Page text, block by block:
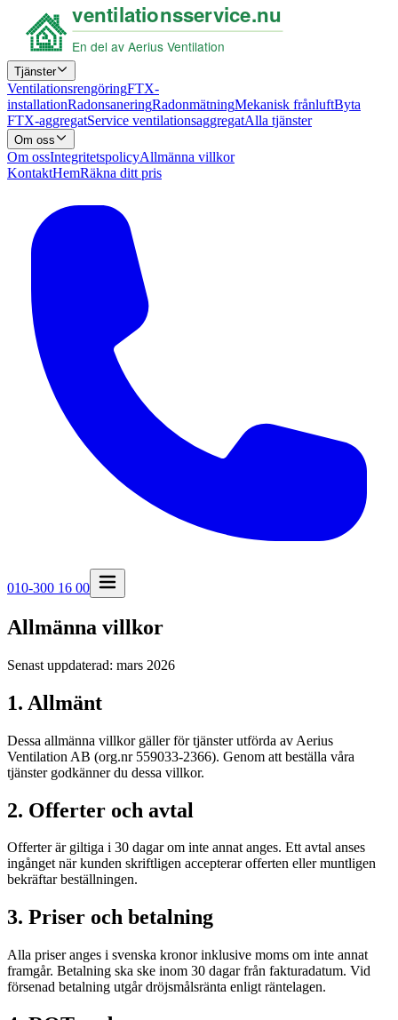
Tjänster
VentilationsrengöringFTX-
installationRadonsaneringRadonmätningMekanisk frånluftByta
FTX-aggregatService ventilationsaggregatAlla tjänster
Om oss
Om ossIntegritetspolicyAllmänna villkor
KontaktHemRäkna ditt pris
010-300 16 00
Allmänna villkor
Senast uppdaterad: mars 2026
1. Allmänt
Dessa allmänna villkor gäller för tjänster utförda av Aerius
Ventilation AB (org.nr 559033-2366). Genom att beställa våra
tjänster godkänner du dessa villkor.
2. Offerter och avtal
Offerter är giltiga i 30 dagar om inte annat anges. Ett avtal anses
ingånget när kunden skriftligen accepterar offerten eller muntligen
bekräftar beställningen.
3. Priser och betalning
Alla priser anges i svenska kronor inklusive moms om inte annat
framgår. Betalning ska ske inom 30 dagar från fakturadatum. Vid
försenad betalning utgår dröjsmålsränta enligt räntelagen.